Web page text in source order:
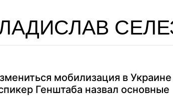
мобилизация в Украине
Генштаба назвал основные